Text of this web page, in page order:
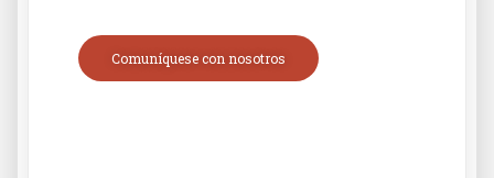
Comuníquese con nosotros